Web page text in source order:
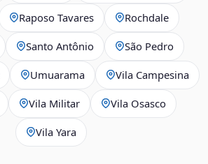
Raposo Tavares Rochdale
Santo Antônio São Pedro
Umuarama Vila Campesina
Vila Militar Vila Osasco
Vila Yara